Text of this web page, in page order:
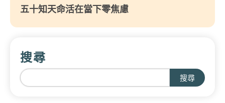
五十知天命活在當下零焦慮
搜尋
搜尋